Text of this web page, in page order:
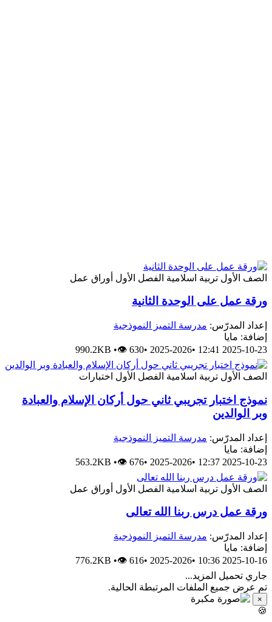
الصف الأول تربية اسلامية الفصل الأول أوراق عمل
ورقة عمل على الوحدة الثانية
إعداد المدرّس: مدرسة التميز النموذجية
إضافة: مايا
2025-10-23 12:41
•
2025-2026
•
990.2KB •👁 630
الصف الأول تربية اسلامية الفصل الأول اختبارات
نموذج اختبار تجريبي ثاني حول أركان الإسلام والعبادة
وبر الوالدين
إعداد المدرّس: مدرسة التميز النموذجية
إضافة: مايا
2025-10-23 12:37
•
2025-2026
•
563.2KB •👁 676
الصف الأول تربية اسلامية الفصل الأول أوراق عمل
ورقة عمل درس ربنا الله تعالى
إعداد المدرّس: مدرسة التميز النموذجية
إضافة: مايا
2025-10-16 10:36
•
2025-2026
•
776.2KB •👁 616
جاري تحميل المزيد...
تم عرض جميع الملفات المرتبطة الحالية.
×
🍪